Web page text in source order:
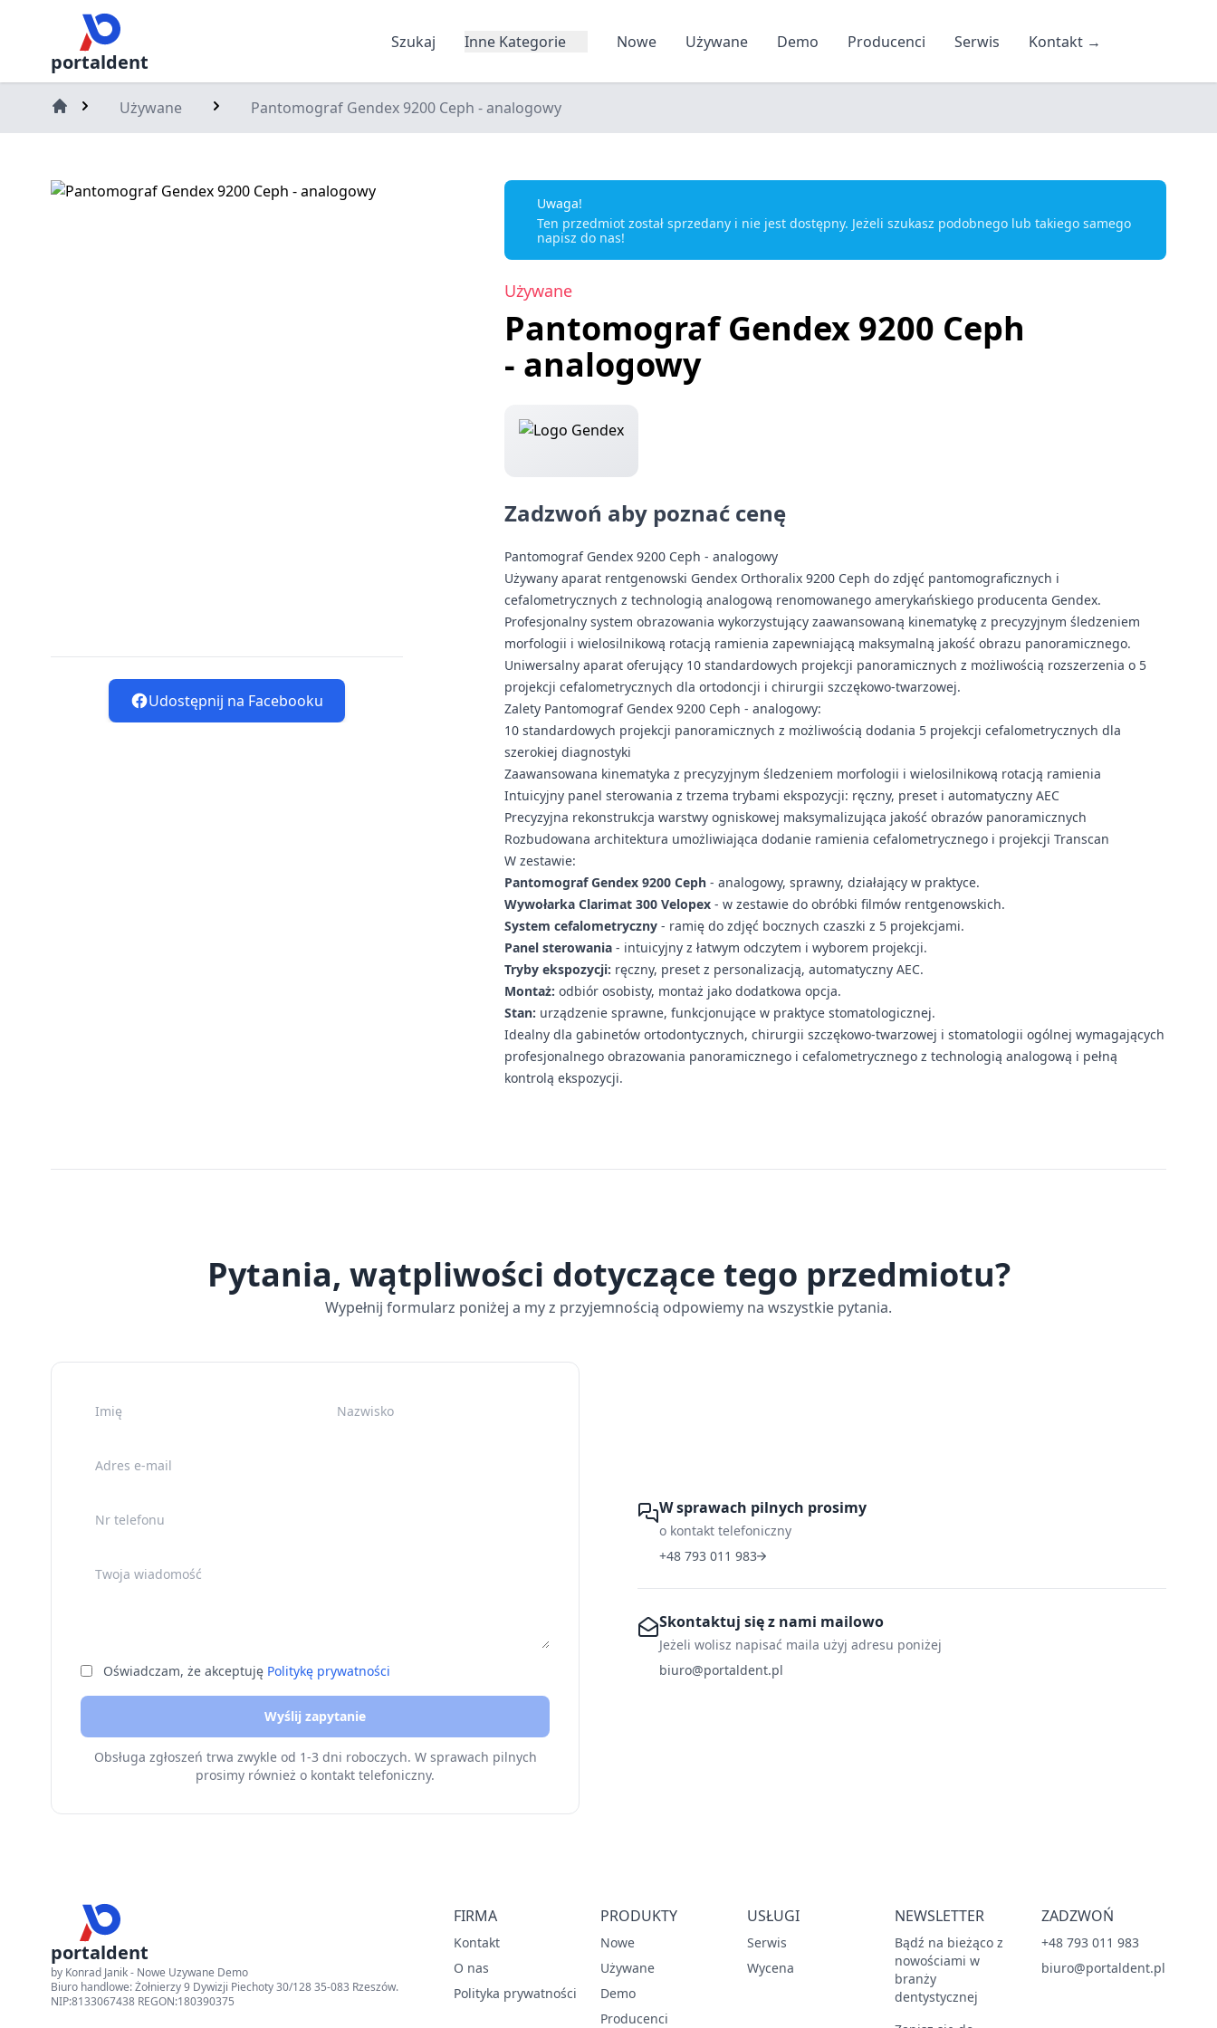
portaldent
Szukaj Inne Kategorie Nowe Używane Demo Producenci Serwis Kontakt →
Używane Pantomograf Gendex 9200 Ceph - analogowy
Udostępnij na Facebooku
Uwaga!
Ten przedmiot został sprzedany i nie jest dostępny. Jeżeli szukasz podobnego lub takiego samego
napisz do nas!
Używane
Pantomograf Gendex 9200 Ceph
- analogowy
Zadzwoń aby poznać cenę
Pantomograf Gendex 9200 Ceph - analogowy
Używany aparat rentgenowski Gendex Orthoralix 9200 Ceph do zdjęć pantomograficznych i
cefalometrycznych z technologią analogową renomowanego amerykańskiego producenta Gendex.
Profesjonalny system obrazowania wykorzystujący zaawansowaną kinematykę z precyzyjnym śledzeniem
morfologii i wielosilnikową rotacją ramienia zapewniającą maksymalną jakość obrazu panoramicznego.
Uniwersalny aparat oferujący 10 standardowych projekcji panoramicznych z możliwością rozszerzenia o 5
projekcji cefalometrycznych dla ortodoncji i chirurgii szczękowo-twarzowej.
Zalety Pantomograf Gendex 9200 Ceph - analogowy:
10 standardowych projekcji panoramicznych z możliwością dodania 5 projekcji cefalometrycznych dla
szerokiej diagnostyki
Zaawansowana kinematyka z precyzyjnym śledzeniem morfologii i wielosilnikową rotacją ramienia
Intuicyjny panel sterowania z trzema trybami ekspozycji: ręczny, preset i automatyczny AEC
Precyzyjna rekonstrukcja warstwy ogniskowej maksymalizująca jakość obrazów panoramicznych
Rozbudowana architektura umożliwiająca dodanie ramienia cefalometrycznego i projekcji Transcan
W zestawie:
Pantomograf Gendex 9200 Ceph - analogowy, sprawny, działający w praktyce.
Wywołarka Clarimat 300 Velopex - w zestawie do obróbki filmów rentgenowskich.
System cefalometryczny - ramię do zdjęć bocznych czaszki z 5 projekcjami.
Panel sterowania - intuicyjny z łatwym odczytem i wyborem projekcji.
Tryby ekspozycji: ręczny, preset z personalizacją, automatyczny AEC.
Montaż: odbiór osobisty, montaż jako dodatkowa opcja.
Stan: urządzenie sprawne, funkcjonujące w praktyce stomatologicznej.
Idealny dla gabinetów ortodontycznych, chirurgii szczękowo-twarzowej i stomatologii ogólnej wymagających
profesjonalnego obrazowania panoramicznego i cefalometrycznego z technologią analogową i pełną
kontrolą ekspozycji.
Pytania, wątpliwości dotyczące tego przedmiotu?
Wypełnij formularz poniżej a my z przyjemnością odpowiemy na wszystkie pytania.
Nazwisko
Adres e-mail
Nr telefonu
Twoja wiadomość
Oświadczam, że akceptuję Politykę prywatności
Wyślij zapytanie
Obsługa zgłoszeń trwa zwykle od 1-3 dni roboczych. W sprawach pilnych
prosimy również o kontakt telefoniczny.
W sprawach pilnych prosimy
o kontakt telefoniczny
+48 793 011 983
Skontaktuj się z nami mailowo
Jeżeli wolisz napisać maila użyj adresu poniżej
biuro@portaldent.pl
portaldent
by Konrad Janik - Nowe Uzywane Demo
Biuro handlowe: Żołnierzy 9 Dywizji Piechoty 30/128 35-083 Rzeszów.
NIP:8133067438 REGON:180390375
FIRMA
Kontakt
O nas
Polityka prywatności
PRODUKTY
Nowe
Używane
Demo
Producenci
USŁUGI
Serwis
Wycena
NEWSLETTER
Bądź na bieżąco z
nowościami w
branży
dentystycznej
ZADZWOŃ
+48 793 011 983
biuro@portaldent.pl